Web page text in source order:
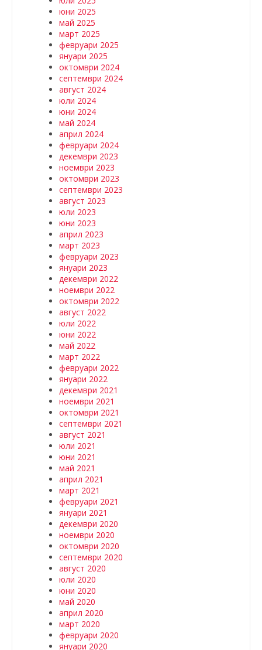
юни 2025
май 2025
март 2025
февруари 2025
януари 2025
октомври 2024
септември 2024
август 2024
юли 2024
юни 2024
май 2024
април 2024
февруари 2024
декември 2023
ноември 2023
октомври 2023
септември 2023
август 2023
юли 2023
юни 2023
април 2023
март 2023
февруари 2023
януари 2023
декември 2022
ноември 2022
октомври 2022
август 2022
юли 2022
юни 2022
май 2022
март 2022
февруари 2022
януари 2022
декември 2021
ноември 2021
октомври 2021
септември 2021
август 2021
юли 2021
юни 2021
май 2021
април 2021
март 2021
февруари 2021
януари 2021
декември 2020
ноември 2020
октомври 2020
септември 2020
август 2020
юли 2020
юни 2020
май 2020
април 2020
март 2020
февруари 2020
януари 2020